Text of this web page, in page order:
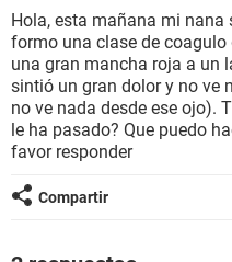
BIENESTAR
SEXUALIDAD
GLOSARIO
Hola, esta mañana mi nana
formo una clase de coagulo
una gran mancha roja a un
sintió un gran dolor y no ve
no ve nada desde ese ojo).
le ha pasado? Que puedo
favor responder
Compartir